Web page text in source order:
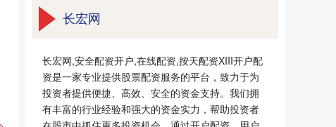
长宏网
长宏网,安全配资开户,在线配资,按天配资XIII‌开户配
资是一家专业提供股票配资服务的平台，致力于为
投资者提供便捷、高效、安全的资金支持。我们拥
有丰富的行业经验和强大的资金实力，帮助投资者